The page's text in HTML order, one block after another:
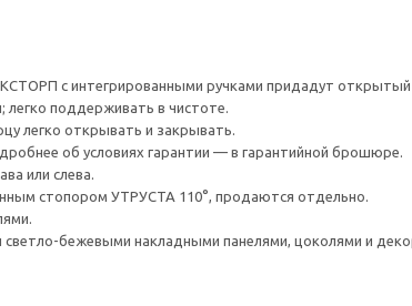
с интегрированными ручками придадут открытый
легко поддерживать в чистоте.
легко открывать и закрывать.
об условиях гарантии — в гарантийной брошюре.
или слева.
стопором УТРУСТА 110°, продаются отдельно.
бежевыми накладными панелями, цоколями и